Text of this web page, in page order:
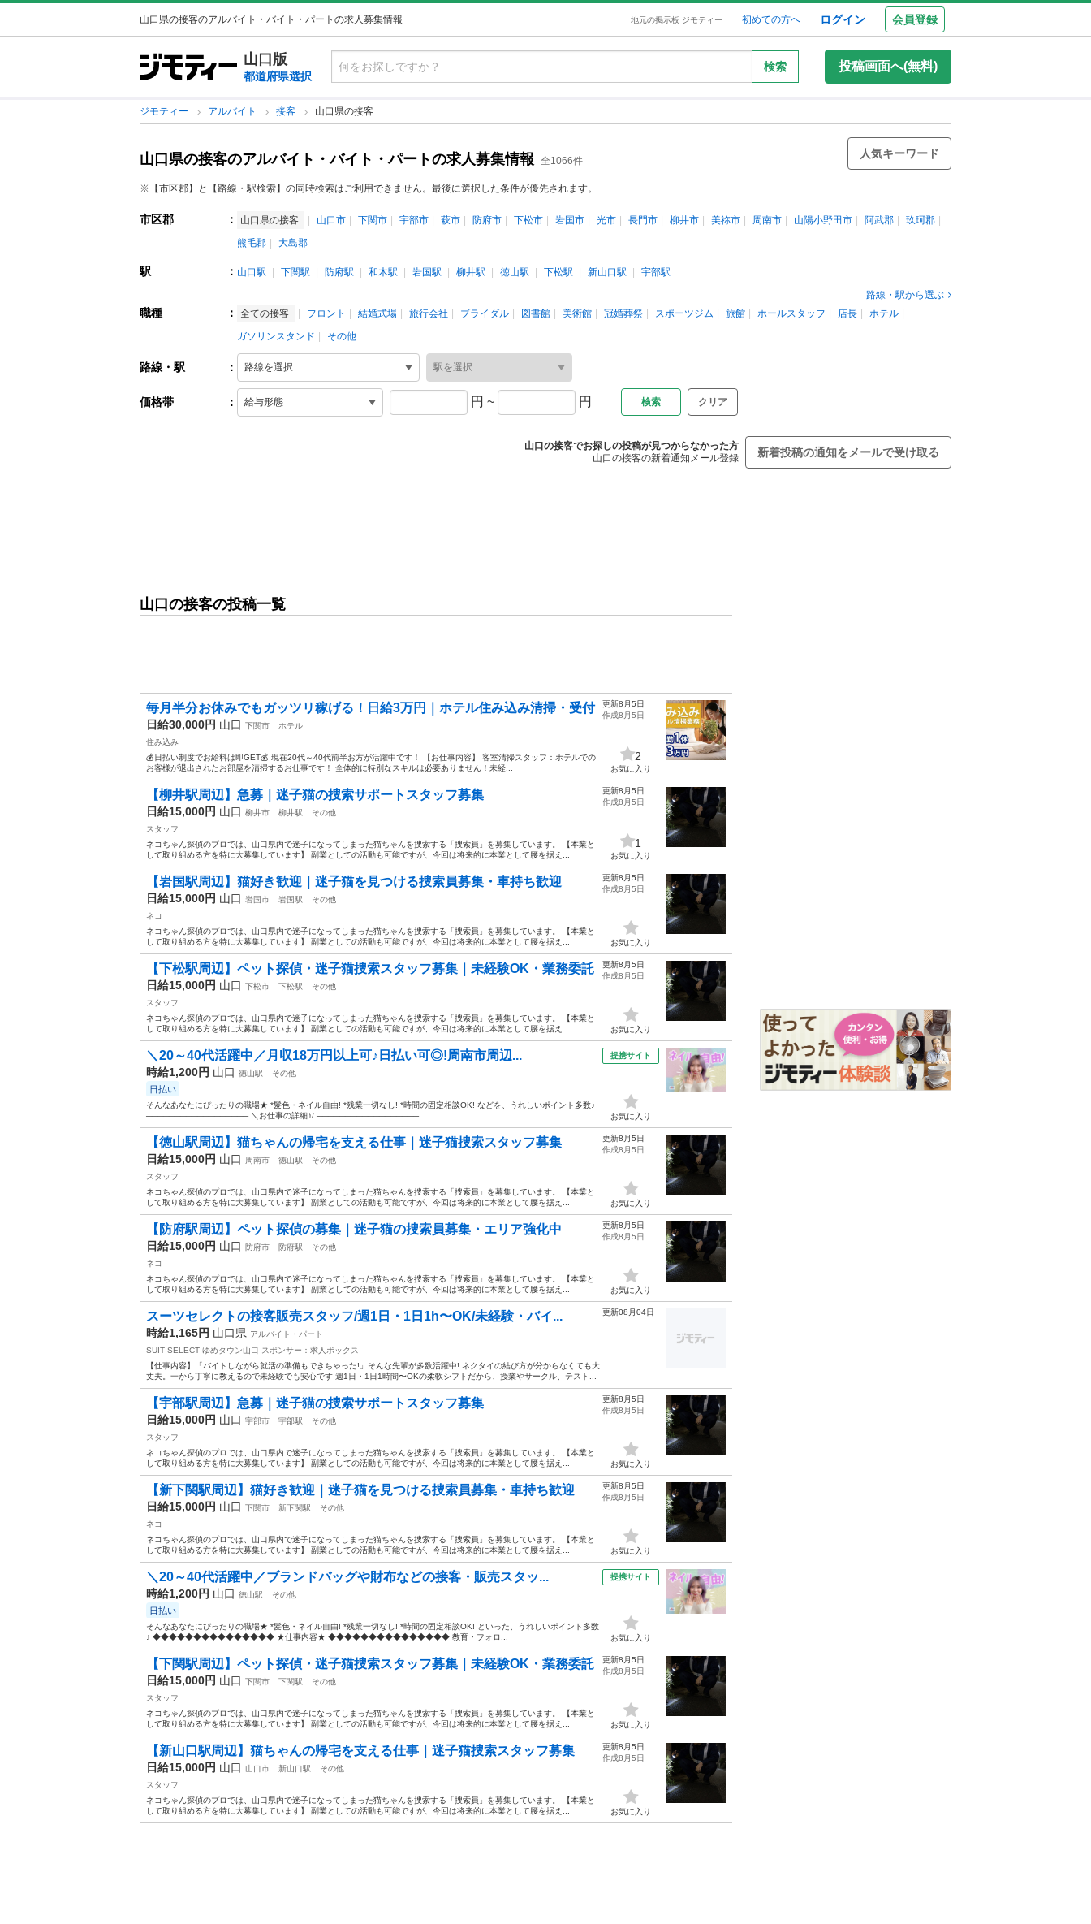
山口県の接客のアルバイト・バイト・パートの求人募集情報 地元の掲示板 ジモティー 初めての方へ ログイン 会員登録
山口版
都道府県選択
検索 投稿画面へ(無料)
ジモティー アルバイト 接客 山口県の接客
山口県の接客のアルバイト・バイト・パートの求人募集情報 全1066件
人気キーワード
※【市区郡】と【路線・駅検索】の同時検索はご利用できません。最後に選択した条件が優先されます。
市区郡 ： 山口県の接客 山口市 下関市 宇部市 萩市 防府市 下松市 岩国市 光市 長門市 柳井市 美祢市 周南市 山陽小野田市 阿武郡
玖珂郡
熊毛郡
大島郡
駅 ： 山口駅 下関駅 防府駅 和木駅 岩国駅 柳井駅 徳山駅 下松駅 新山口駅
宇部駅
路線・駅から選ぶ
職種 ： 全ての接客 フロント 結婚式場 旅行会社 ブライダル 図書館 美術館 冠婚葬祭 スポーツジム 旅館 ホールスタッフ 店長
ホテル
ガソリンスタンド
その他
路線・駅 ：
価格帯 ： 円 ~ 円 クリア
山口の接客でお探しの投稿が見つからなかった方
山口の接客の新着通知メール登録
新着投稿の通知をメールで受け取る
山口の接客の投稿一覧
毎月半分お休みでもガッツリ稼げる！日給3万円｜ホテル住み込み清掃・受付
日給30,000円 山口 下関市
ホテル
住み込み
💰日払い制度でお給料は即GET💰 現在20代～40代前半お方が活躍中です！ 【お仕事内容】 客室清掃スタッフ：ホテルでの
お客様が退出されたお部屋を清掃するお仕事です！ 全体的に特別なスキルは必要ありません！未経...
更新8月5日
作成8月5日
2
お気に入り
【柳井駅周辺】急募｜迷子猫の捜索サポートスタッフ募集
日給15,000円 山口 柳井市 柳井駅
その他
スタッフ
ネコちゃん探偵のプロでは、山口県内で迷子になってしまった猫ちゃんを捜索する「捜索員」を募集しています。 【本業と
して取り組める方を特に大募集しています】 副業としての活動も可能ですが、今回は将来的に本業として腰を据え...
更新8月5日
作成8月5日
1
お気に入り
【岩国駅周辺】猫好き歓迎｜迷子猫を見つける捜索員募集・車持ち歓迎
日給15,000円 山口 岩国市 岩国駅
その他
ネコ
ネコちゃん探偵のプロでは、山口県内で迷子になってしまった猫ちゃんを捜索する「捜索員」を募集しています。 【本業と
して取り組める方を特に大募集しています】 副業としての活動も可能ですが、今回は将来的に本業として腰を据え...
更新8月5日
作成8月5日
お気に入り
【下松駅周辺】ペット探偵・迷子猫捜索スタッフ募集｜未経験OK・業務委託
日給15,000円 山口 下松市 下松駅
その他
スタッフ
ネコちゃん探偵のプロでは、山口県内で迷子になってしまった猫ちゃんを捜索する「捜索員」を募集しています。 【本業と
して取り組める方を特に大募集しています】 副業としての活動も可能ですが、今回は将来的に本業として腰を据え...
更新8月5日
作成8月5日
お気に入り
＼20～40代活躍中／月収18万円以上可♪日払い可◎!周南市周辺...
時給1,200円 山口 徳山駅 その他
日払い
そんなあなたにぴったりの職場★ *髪色・ネイル自由! *残業一切なし! *時間の固定相談OK! などを、うれしいポイント多数♪
────────────────── ＼お仕事の詳細♪/ ──────────────────...
提携サイト
お気に入り
【徳山駅周辺】猫ちゃんの帰宅を支える仕事｜迷子猫捜索スタッフ募集
日給15,000円 山口 周南市 徳山駅
その他
スタッフ
ネコちゃん探偵のプロでは、山口県内で迷子になってしまった猫ちゃんを捜索する「捜索員」を募集しています。 【本業と
して取り組める方を特に大募集しています】 副業としての活動も可能ですが、今回は将来的に本業として腰を据え...
更新8月5日
作成8月5日
お気に入り
【防府駅周辺】ペット探偵の募集｜迷子猫の捜索員募集・エリア強化中
日給15,000円 山口 防府市 防府駅
その他
ネコ
ネコちゃん探偵のプロでは、山口県内で迷子になってしまった猫ちゃんを捜索する「捜索員」を募集しています。 【本業と
して取り組める方を特に大募集しています】 副業としての活動も可能ですが、今回は将来的に本業として腰を据え...
更新8月5日
作成8月5日
お気に入り
スーツセレクトの接客販売スタッフ/週1日・1日1h〜OK/未経験・バイ...
時給1,165円 山口県 アルバイト・パート
SUIT SELECT ゆめタウン山口 スポンサー：求人ボックス
【仕事内容】「バイトしながら就活の準備もできちゃった!」そんな先輩が多数活躍中! ネクタイの結び方が分からなくても大
丈夫。一から丁寧に教えるので未経験でも安心です 週1日・1日1時間〜OKの柔軟シフトだから、授業やサークル、テスト...
更新08月04日
【宇部駅周辺】急募｜迷子猫の捜索サポートスタッフ募集
日給15,000円 山口 宇部市 宇部駅
その他
スタッフ
ネコちゃん探偵のプロでは、山口県内で迷子になってしまった猫ちゃんを捜索する「捜索員」を募集しています。 【本業と
して取り組める方を特に大募集しています】 副業としての活動も可能ですが、今回は将来的に本業として腰を据え...
更新8月5日
作成8月5日
お気に入り
【新下関駅周辺】猫好き歓迎｜迷子猫を見つける捜索員募集・車持ち歓迎
日給15,000円 山口 下関市 新下関駅
その他
ネコ
ネコちゃん探偵のプロでは、山口県内で迷子になってしまった猫ちゃんを捜索する「捜索員」を募集しています。 【本業と
して取り組める方を特に大募集しています】 副業としての活動も可能ですが、今回は将来的に本業として腰を据え...
更新8月5日
作成8月5日
お気に入り
＼20～40代活躍中／ブランドバッグや財布などの接客・販売スタッ...
時給1,200円 山口 徳山駅 その他
日払い
そんなあなたにぴったりの職場★ *髪色・ネイル自由! *残業一切なし! *時間の固定相談OK! といった、うれしいポイント多数
♪ ◆◆◆◆◆◆◆◆◆◆◆◆◆◆◆ ★仕事内容★ ◆◆◆◆◆◆◆◆◆◆◆◆◆◆◆ 教育・フォロ...
提携サイト
お気に入り
【下関駅周辺】ペット探偵・迷子猫捜索スタッフ募集｜未経験OK・業務委託
日給15,000円 山口 下関市 下関駅
その他
スタッフ
ネコちゃん探偵のプロでは、山口県内で迷子になってしまった猫ちゃんを捜索する「捜索員」を募集しています。 【本業と
して取り組める方を特に大募集しています】 副業としての活動も可能ですが、今回は将来的に本業として腰を据え...
更新8月5日
作成8月5日
お気に入り
【新山口駅周辺】猫ちゃんの帰宅を支える仕事｜迷子猫捜索スタッフ募集
日給15,000円 山口 山口市 新山口駅
その他
スタッフ
ネコちゃん探偵のプロでは、山口県内で迷子になってしまった猫ちゃんを捜索する「捜索員」を募集しています。 【本業と
して取り組める方を特に大募集しています】 副業としての活動も可能ですが、今回は将来的に本業として腰を据え...
更新8月5日
作成8月5日
お気に入り